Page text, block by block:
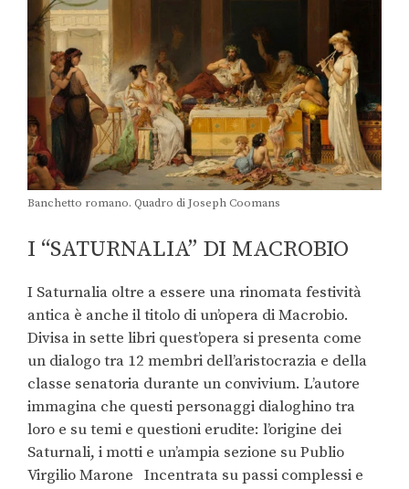
Banchetto romano. Quadro di Joseph Coomans
I “SATURNALIA” DI MACROBIO
I Saturnalia oltre a essere una rinomata festività
antica è anche il titolo di un’opera di Macrobio.
Divisa in sette libri quest’opera si presenta come
un dialogo tra 12 membri dell’aristocrazia e della
classe senatoria durante un convivium. L’autore
immagina che questi personaggi dialoghino tra
loro e su temi e questioni erudite: l’origine dei
Saturnali, i motti e un’ampia sezione su Publio
Virgilio Marone Incentrata su passi complessi e